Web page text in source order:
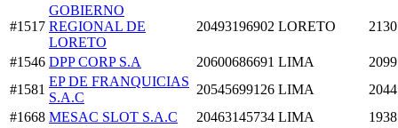
#1517
GOBIERNO
REGIONAL DE
LORETO
20493196902 LORETO
#1546 DPP CORP S.A 20600686691 LIMA
#1581
EP DE FRANQUICIAS
S.A.C
20545699126 LIMA
#1668 MESAC SLOT S.A.C 20463145734 LIMA